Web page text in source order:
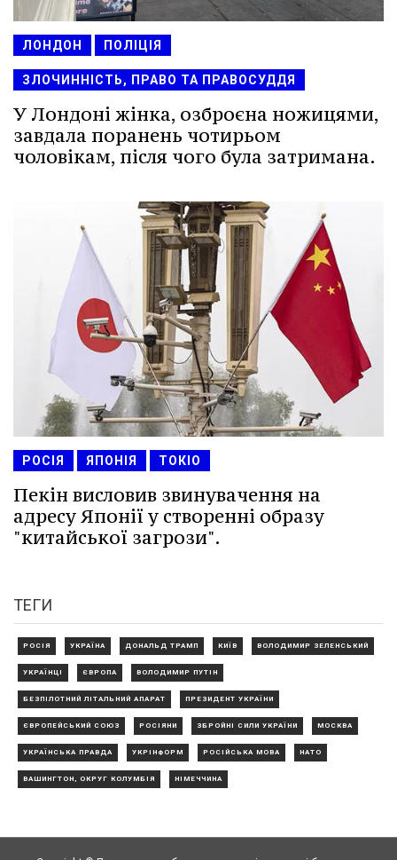
ЛОНДОН ПОЛІЦІЯ
ЗЛОЧИННІСТЬ, ПРАВО ТА ПРАВОСУДДЯ
У Лондоні жінка, озброєна ножицями,
завдала поранень чотирьом
чоловікам, після чого була затримана.
РОСІЯ ЯПОНІЯ ТОКІО
Пекін висловив звинувачення на
адресу Японії у створенні образу
"китайської загрози".
ТЕГИ
РОСІЯ УКРАЇНА ДОНАЛЬД ТРАМП КИЇВ ВОЛОДИМИР ЗЕЛЕНСЬКИЙ
УКРАЇНЦІ ЄВРОПА ВОЛОДИМИР ПУТІН
БЕЗПІЛОТНИЙ ЛІТАЛЬНИЙ АПАРАТ ПРЕЗИДЕНТ УКРАЇНИ
ЄВРОПЕЙСЬКИЙ СОЮЗ РОСІЯНИ ЗБРОЙНІ СИЛИ УКРАЇНИ МОСКВА
УКРАЇНСЬКА ПРАВДА УКРІНФОРМ РОСІЙСЬКА МОВА НАТО
ВАШИНГТОН, ОКРУГ КОЛУМБІЯ НІМЕЧЧИНА